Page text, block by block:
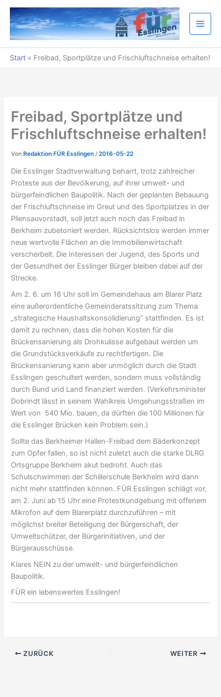
Zum
Inhalt
springen
Start » Freibad, Sportplätze und Frischluftschneise erhalten!
Freibad, Sportplätze und
Frischluftschneise erhalten!
Von Redaktion FÜR Esslingen/2016-05-22
Die Esslinger Stadtverwaltung beharrt, trotz zahlreicher
Proteste aus der Bevölkerung, auf ihrer umwelt- und
bürgerfeindlichen Baupolitik. Nach der geplanten Bebauung
der Frischluftschneise im Greut und des Sportplatzes in der
Pliensauvorstadt, soll jetzt auch noch das Freibad in
Berkheim zubetoniert werden. Rücksichtslos werden immer
neue wertvolle Flächen an die Immobilienwirtschaft
verscherbelt. Die Interessen der Jugend, des Sports und
der Gesundheit der Esslinger Bürger bleiben dabei auf der
Strecke.
Am 2. 6. um 16 Uhr soll im Gemeindehaus am Blarer Platz
eine außerordentliche Gemeinderatssitzung zum Thema
„strategische Haushaltskonsolidierung“ stattfinden. Es ist
damit zu rechnen, dass die hohen Kosten für die
Brückensanierung als Drohkulisse aufgebaut werden um
die Grundstücksverkäufe zu rechtfertigen. Die
Brückensanierung kann aber unmöglich durch die Stadt
Esslingen geschultert werden, sondern muss vollständig
durch Bund und Land finanziert werden. (Verkehrsminister
Dobrindt lässt in seinem Wahlkreis Umgehungsstraßen im
Wert von 540 Mio. bauen, da dürften die 100 Millionen für
die Esslinger Brücken kein Problem sein.)
Sollte das Berkheimer Hallen-Freibad dem Bäderkonzept
zum Opfer fallen, so ist nicht zuletzt auch die starke DLRG
Ortsgruppe Berkheim akut bedroht. Auch das
Schulschwimmen der Schillerschule Berkheim wird dann
nicht mehr stattfinden können. FÜR Esslingen schlägt vor,
am 2. Juni ab 15 Uhr eine Protestkundgebung mit offenem
Mikrofon auf dem Blarerplatz durchzuführen – mit
möglichst breiter Beteiligung der Bürgerschaft, der
Umweltschützer, der Bürgerinitiativen, und der
Bürgerausschüsse.
Klares NEIN zu der umwelt- und bürgerfeindlichen
Baupolitik.
FÜR ein lebenswertes Esslingen!
ZURÜCK WEITER